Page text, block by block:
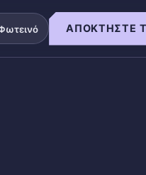
ΑΠΟΚΤΉΣΤΕ